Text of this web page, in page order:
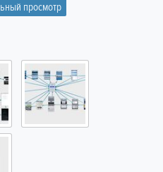
просмотр